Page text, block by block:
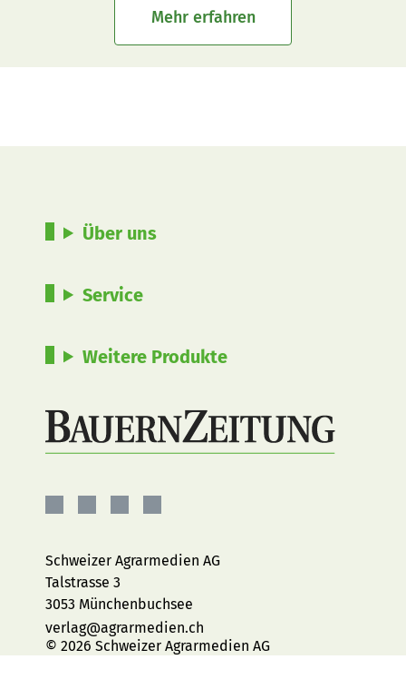
Mehr erfahren
Über uns
Service
Weitere Produkte
Facebook
Instagram
YouTubeLinkedIn
Schweizer Agrarmedien AG
Talstrasse 3
3053 Münchenbuchsee
verlag@agrarmedien.ch
© 2026 Schweizer Agrarmedien AG